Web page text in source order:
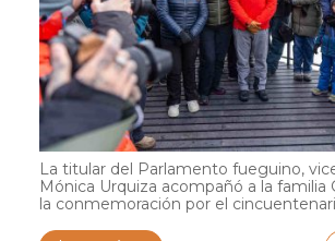
La titular del Parlamento fueguino,
Mónica Urquiza acompañó a la familia
la conmemoración por el